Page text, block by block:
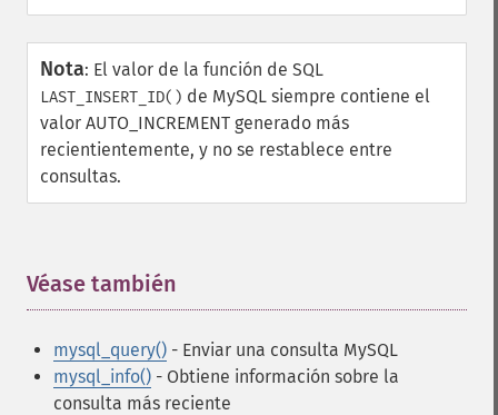
Nota: El valor de la función de SQL
LAST_INSERT_ID() de MySQL siempre contiene el
valor AUTO_INCREMENT generado más
recientientemente, y no se restablece entre
consultas.
Véase también
mysql_query() - Enviar una consulta MySQL
mysql_info() - Obtiene información sobre la
consulta más reciente